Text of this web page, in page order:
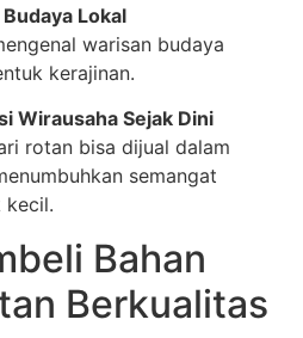
Lokal
warisan budaya
kerajinan.
Wirausaha Sejak Dini
rotan bisa dijual dalam
semangat
kecil.
Bahan
Berkualitas